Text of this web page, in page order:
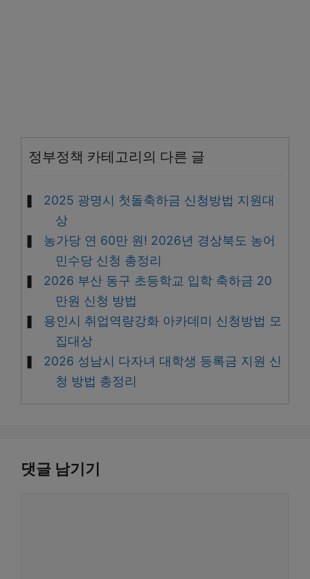
정부정책 카테고리의 다른 글
2025 광명시 첫돌축하금 신청방법 지원대
상
농가당 연 60만 원! 2026년 경상북도 농어
민수당 신청 총정리
2026 부산 동구 초등학교 입학 축하금 20
만원 신청 방법
용인시 취업역량강화 아카데미 신청방법 모
집대상
2026 성남시 다자녀 대학생 등록금 지원 신
청 방법 총정리
댓글 남기기